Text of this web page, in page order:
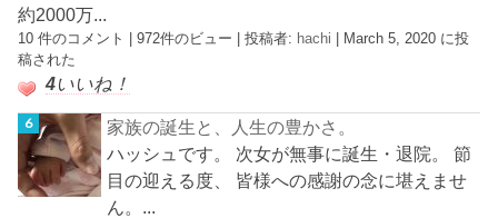
約2000万...
10 件のコメント |972件のビュー |投稿者: hachi
March 5, 2020 に投
稿された
4いいね！
家族の誕生と、人生の豊かさ。
ハッシュです。 次女が無事に誕生・退院。 節
目の迎える度、 皆様への感謝の念に堪えませ
ん。...